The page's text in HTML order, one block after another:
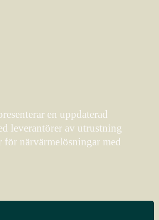
en uppdaterad
leverantörer av utrustning
för närvärmelösningar med